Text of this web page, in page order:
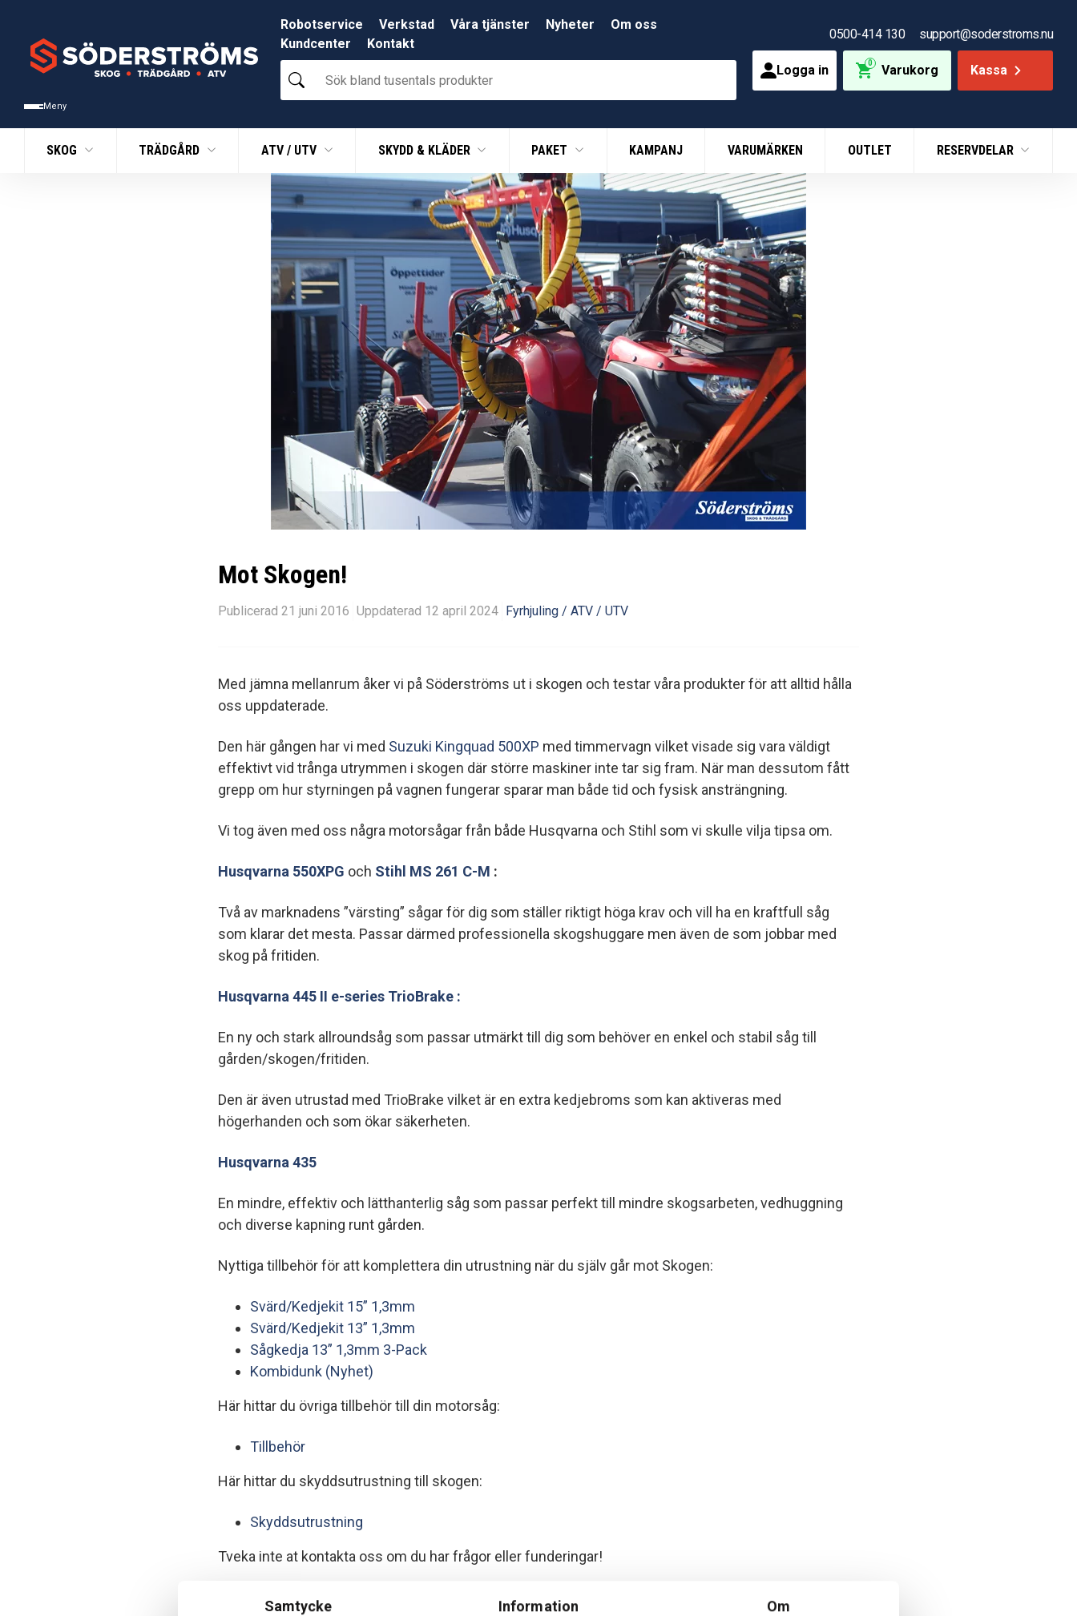
Samtycke Information Om
Meny
Robotservice Verkstad Våra tjänster Nyheter
Om oss
Kundcenter
Kontakt
Sök
bland
produkter
0500-414 130 support@soderstroms.nu
Logga in 0 Varukorg Kassa
SKOG TRÄDGÅRD ATV / UTV SKYDD & KLÄDER PAKET KAMPANJ VARUMÄRKEN OUTLET RESERVDELAR
Mot Skogen!
Publicerad 21 juni 2016 Uppdaterad 12 april 2024 Fyrhjuling / ATV / UTV
Med jämna mellanrum åker vi på Söderströms ut i skogen och testar våra produkter för att alltid hålla
oss uppdaterade.
Den här gången har vi med Suzuki Kingquad 500XP med timmervagn vilket visade sig vara väldigt
effektivt vid trånga utrymmen i skogen där större maskiner inte tar sig fram. När man dessutom fått
grepp om hur styrningen på vagnen fungerar sparar man både tid och fysisk ansträngning.
Vi tog även med oss några motorsågar från både Husqvarna och Stihl som vi skulle vilja tipsa om.
Husqvarna 550XPG och Stihl MS 261 C-M :
Två av marknadens ”värsting” sågar för dig som ställer riktigt höga krav och vill ha en kraftfull såg
som klarar det mesta. Passar därmed professionella skogshuggare men även de som jobbar med
skog på fritiden.
Husqvarna 445 II e-series TrioBrake :
En ny och stark allroundsåg som passar utmärkt till dig som behöver en enkel och stabil såg till
gården/skogen/fritiden.
Den är även utrustad med TrioBrake vilket är en extra kedjebroms som kan aktiveras med
högerhanden och som ökar säkerheten.
Husqvarna 435
En mindre, effektiv och lätthanterlig såg som passar perfekt till mindre skogsarbeten, vedhuggning
och diverse kapning runt gården.
Nyttiga tillbehör för att komplettera din utrustning när du själv går mot Skogen:
Svärd/Kedjekit 15” 1,3mm
Svärd/Kedjekit 13” 1,3mm
Sågkedja 13” 1,3mm 3-Pack
Kombidunk (Nyhet)
Här hittar du övriga tillbehör till din motorsåg:
Tillbehör
Här hittar du skyddsutrustning till skogen:
Skyddsutrustning
Tveka inte at kontakta oss om du har frågor eller funderingar!
/Vi på Söderströms